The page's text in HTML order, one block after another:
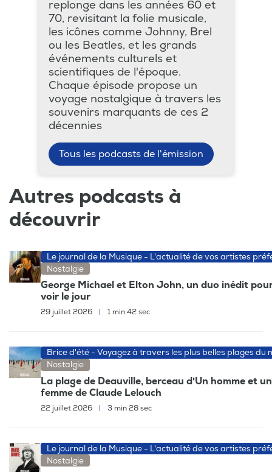
replonge dans les années 60 et
70, revisitant la folie musicale,
les icônes comme Johnny, Brel
ou les Beatles, et les grands
événements culturels et
scientifiques de l'époque.
Chaque épisode propose un
voyage nostalgique à travers les
souvenirs marquants de ces 2
décennies
Tous les podcasts de l'émission
Autres podcasts à
découvrir
Le journal de la Musique - L'actualité de vos artistes
Nostalgie
George Michael et Elton John, un duo inédit
voir le jour
29 juillet 2026 1 min 42 sec
Brice d'été - Voyagez à travers les plus belles plages du
Nostalgie
La plage de Deauville, berceau d'Un homme et
femme de Claude Lelouch
22 juillet 2026 | 3 min 28 sec
Le journal de la Musique - L'actualité de vos artistes
Nostalgie